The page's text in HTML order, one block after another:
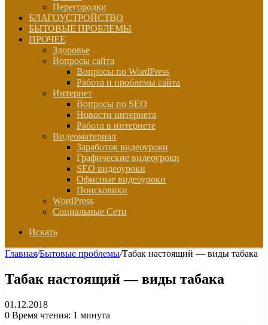
Перегородки
БЛАГОУСТРОЙСТВО
БЫТОВЫЕ ПРОБЛЕМЫ
ПРОЧЕЕ
Здоровье
Вопросы сайта
Вопросы по WordPress
Работа и проблемы сайта
Интернет
Вопросы по SEO
Новости интернета
Работа в интернете
Видеоматериал
Заработок видеоуроки
Графические видеоуроки
SEO видеоуроки
Офисные видеоуроки
Поисковики
WordPress
Социальные Сети
Искать
Главная/Бытовые проблемы/Табак настоящий — виды табака
Табак настоящий — виды табака
01.12.2018
0 Время чтения: 1 минута